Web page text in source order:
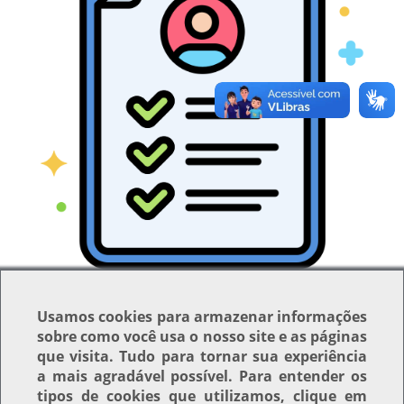
Voltar para o topo
Usamoscookies para armazenar informações
sobre como você usa o nosso site e as páginas
que visita. Tudo para tornar sua experiência
a mais agradável possível. Para entender os
tipos de cookies que utilizamos, clique em